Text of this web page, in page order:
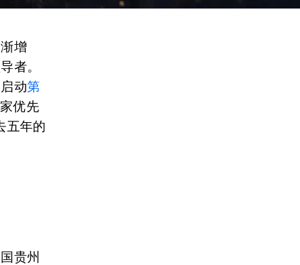
增
者。
动第
优先
五年的
贵州